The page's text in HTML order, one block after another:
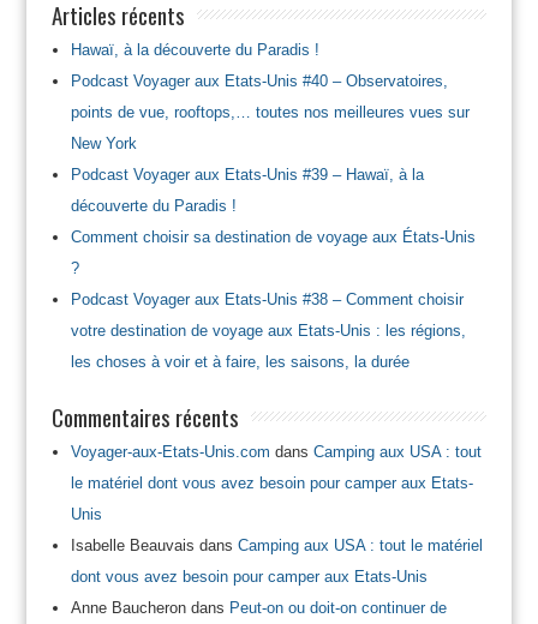
Articles récents
Hawaï, à la découverte du Paradis !
Podcast Voyager aux Etats-Unis #40 – Observatoires,
points de vue, rooftops,… toutes nos meilleures vues sur
New York
Podcast Voyager aux Etats-Unis #39 – Hawaï, à la
découverte du Paradis !
Comment choisir sa destination de voyage aux États-Unis
?
Podcast Voyager aux Etats-Unis #38 – Comment choisir
votre destination de voyage aux Etats-Unis : les régions,
les choses à voir et à faire, les saisons, la durée
Commentaires récents
Voyager-aux-Etats-Unis.com dans Camping aux USA : tout
le matériel dont vous avez besoin pour camper aux Etats-
Unis
Isabelle Beauvais dans Camping aux USA : tout le matériel
dont vous avez besoin pour camper aux Etats-Unis
Anne Baucherondans Peut-on ou doit-on continuer de